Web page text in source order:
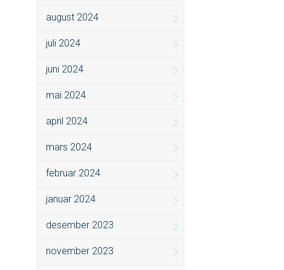
august 2024
juli 2024
juni 2024
mai 2024
april 2024
mars 2024
februar 2024
januar 2024
desember 2023
november 2023